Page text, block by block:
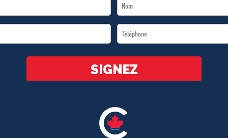
Last
Name
Téléphone
*
SIGNEZ